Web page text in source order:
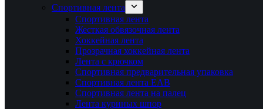
Спортивная лента
Спортивная лента
Жесткая обвязочная лента
Хоккейная лента
Прозрачная хоккейная лента
Лента с крючком
Спортивная предварительная упаковка
Спортивная лента EAB
Спортивная лента на палец
Лента куриных шпор